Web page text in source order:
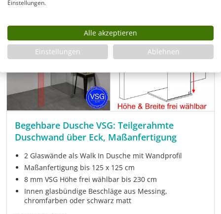
Begehbare Dusche VSG: Teilgerahmte
Duschwand über Eck, Maßanfertigung
2 Glaswände als Walk In Dusche mit Wandprofil
Maßanfertigung bis 125 x 125 cm
8 mm VSG Höhe frei wählbar bis 230 cm
Innen glasbündige Beschläge aus Messing,
chromfarben oder schwarz matt
Einstellungen.
Alle akzeptieren
Einstellungen
Ablehnen